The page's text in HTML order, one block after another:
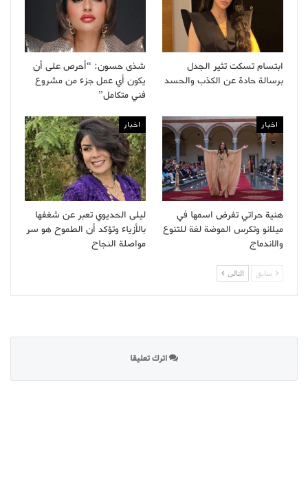
ابتسام تسكت تثير الجدل
برسالة حادة عن الكذب والحسد
شذى حسون: “أحرص على أن
يكون أي عمل جزء من مشروع
فني متكامل”
اخبار
هنية حراتي تفرض اسمها في
ميلانو وتكرس الموضة لغة للتنوع
والاندماج
اخبار
ليلى الحديوي تعبر عن شغفها
بالأزياء وتؤكد أن الطموح هو سر
مواصلة النجاح
سابق التالى
اترك تعليقا